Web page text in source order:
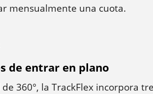
mensualmente una cuota.
de entrar en plano
360°, la TrackFlex incorpora